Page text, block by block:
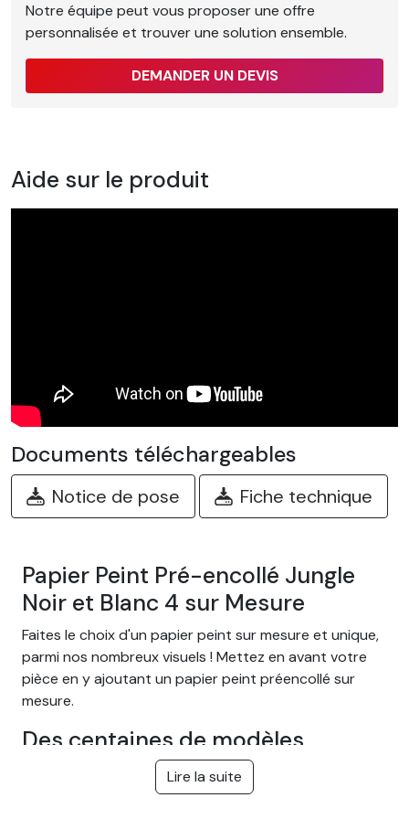
Notre équipe peut vous proposer une offre
personnalisée et trouver une solution ensemble.
DEMANDER UN DEVIS
Aide sur le produit
Documents téléchargeables
Notice de pose Fiche technique
Papier Peint Pré-encollé Jungle
Noir et Blanc 4 sur Mesure
Faites le choix d'un papier peint sur mesure et unique,
parmi nos nombreux visuels ! Mettez en avant votre
pièce en y ajoutant un papier peint préencollé sur
mesure.
Des centaines de modèles
Choisissez parmi notre large gamme de papiers peints
Lire la suite